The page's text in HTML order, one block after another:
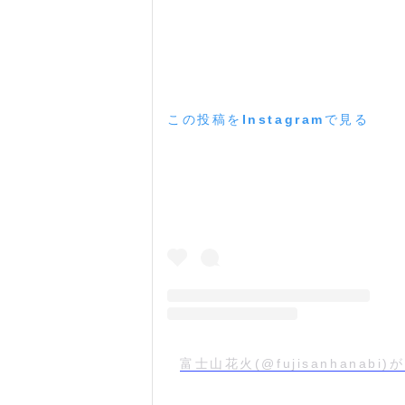
この投稿をInstagramで見る
富士山花火(@fujisanhanabi)が